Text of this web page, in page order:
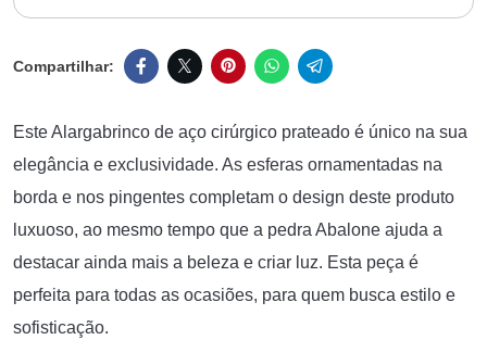
EsteAl argabrinco de aço cirúrgico prateado é único na sua
elegância e exclusividade. As esferas ornamentadas na
borda e nos pingentes completam o design deste produto
luxuoso, ao mesmo tempo que a pedra Abalone ajuda a
destacar ainda mais a be leza e criar uz. Esta peça é
perfeita para todas as ocasiões, para quem busca estilo e
sofisticação.